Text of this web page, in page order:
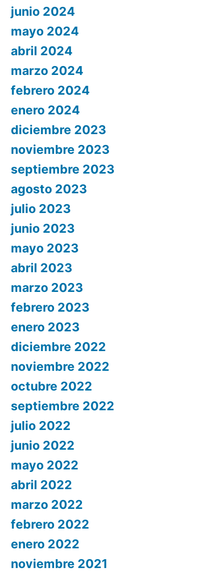
junio 2024
mayo 2024
abril 2024
marzo 2024
febrero 2024
enero 2024
diciembre 2023
noviembre 2023
septiembre 2023
agosto 2023
julio 2023
junio 2023
mayo 2023
abril 2023
marzo 2023
febrero 2023
enero 2023
diciembre 2022
noviembre 2022
octubre 2022
septiembre 2022
julio 2022
junio 2022
mayo 2022
abril 2022
marzo 2022
febrero 2022
enero 2022
noviembre 2021